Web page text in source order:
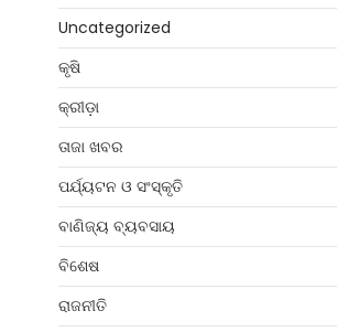
Uncategorized
କୃଷି
କ୍ରୀଡ଼ା
ତାଜା ଖବର
ପର୍ଯ୍ୟଟନ ଓ ସଂସ୍କୃତି
ବାଣିଜ୍ୟ ବ୍ୟବସାୟ
ବିଶେଷ
ରାଜନୀତି